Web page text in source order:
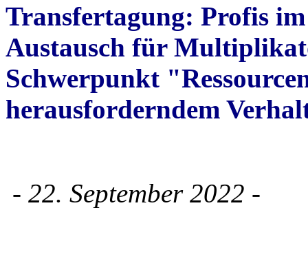
Transfertagung: Profis
Austausch für
Schwerpunkt
herausforderndem
- 22. September 2022 -